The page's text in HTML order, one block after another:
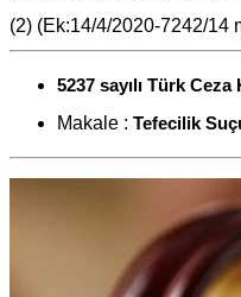
(2) (Ek:14/4/2020-7242/14
5237 sayılı Türk
Makale : Tefecilik